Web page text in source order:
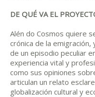
DE QUÉ VA EL
Alén do Cosmos quiere
crónica de la emigración,
de un episodio peculiar
experiencia vital y
como sus opiniones
articulan un relato
globalización cultural y